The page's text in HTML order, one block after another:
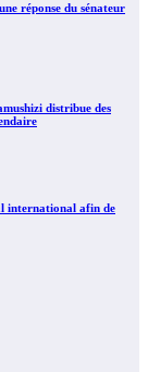
réponse du sénateur
distribue des
international afin de